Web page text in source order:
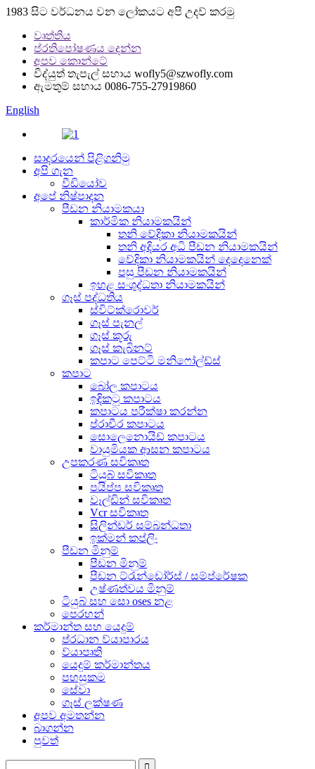
1983 සිට වර්ධනය වන ලෝකයට අපි උදව් කරමු
වෘත්තිය
ප්රතිපෝෂණය දෙන්න
අපව කොන්ටේ
විද්යුත් තැපැල් සහාය wofly5@szwofly.com
ඇමතුම් සහාය 0086-755-27919860
English
සාදරයෙන් පිළිගනිමු
අපි ගැන
වීඩියෝව
අපේ නිෂ්පාදන
පීඩන නියාමකයා
කාර්මික නියාමකයින්
තනි වේදිකා නියාමකයින්
තනි අදියර අධි පීඩන නියාමකයින්
වේදිකා නියාමකයින් දෙදෙනෙක්
පසු පීඩන නියාමකයින්
ඉහළ සංශුද්ධතා නියාමකයින්
ගෑස් පද්ධතිය
ස්විට්ක්රොවර්
ගෑස් පැනල්
ගෑස් කූරු
ගෑස් කැබිනට්
කපාට පෙට්ටි මනිෆෝල්ඩ්ස්
කපාට
බෝල කපාටය
ඉඳිකටු කපාටය
කපාටය පරීක්ෂා කරන්න
ප්රාචීර කපාටය
සොලෙනොයිඩ් කපාටය
වායුමියක ආසන කපාටය
උපකරණ සවිකෘත
ටියුබ් සවිකෘත
පයිප්ප සවිකෘත
වෑල්ඩින් සවිකෘත
Vcr සවිකෘත
සිලින්ඩර් සම්බන්ධතා
ඉක්මන් කප්ලිං
පීඩන මිනුම්
පීඩන මිනුම්
පීඩන ට්රැන්ඩෝර්ස් / සම්ප්රේෂක
උෂ්ණත්වය මිනුම්
ටියුබ් සහ සො oses නළ
පෙරහන්
කර්මාන්ත සහ යෙදුම්
ප්රධාන ව්යාපාරය
ව්යාපෘති
යෙදුම් කර්මාන්තය
පහසුකම
සේවා
ගෑස් ලක්ෂණ
අපව අමතන්න
බාගන්න
පුවත්